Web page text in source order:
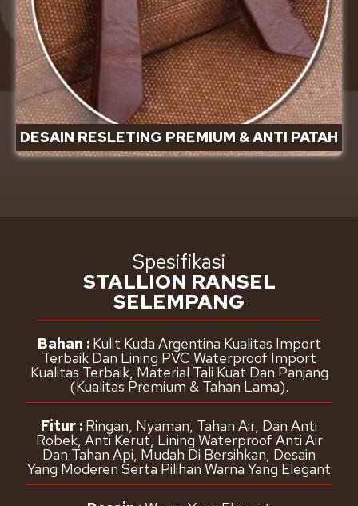
DESAIN RESLETING PREMIUM & ANTI PATAH
Spesifikasi
STALLION RANSEL
SELEMPANG
Bahan : Kulit Kuda Argentina Kualitas Import
Terbaik Dan Lining PVC Waterproof Import
Kualitas Terbaik, Material Tali Kuat Dan Panjang
(Kualitas Premium & Tahan Lama).
Fitur : Ringan, Nyaman, Tahan Air, Dan Anti
Robek, Anti Kerut, Lining Waterproof Anti Air
Dan Tahan Api, Mudah Di Bersihkan, Desain
Yang Moderen Serta Pilihan Warna Yang Elegant